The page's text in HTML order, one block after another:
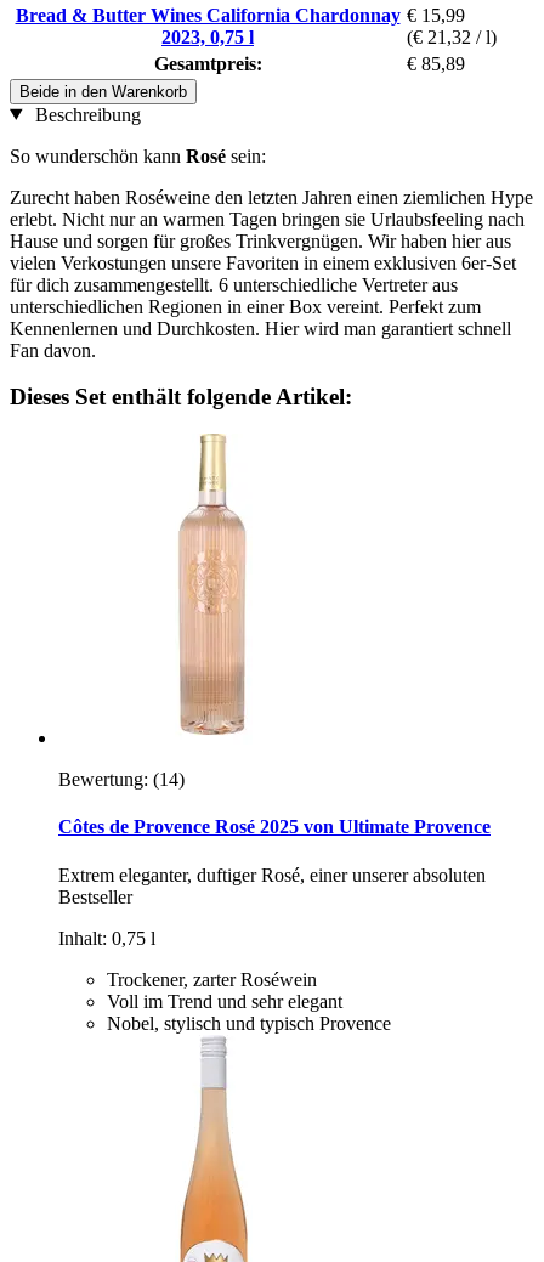
Bread & Butter Wines California Chardonnay
2023, 0,75 l
€ 15,99
(€ 21,32 / l)
Gesamtpreis:
€ 85,89
Beide in den Warenkorb
Beschreibung
So wunderschön kann Rosé sein:
Zurecht haben Roséweine den letzten Jahren einen ziemlichen Hype
erlebt. Nicht nur an warmen Tagen bringen sie Urlaubsfeeling nach
Hause und sorgen für großes Trinkvergnügen. Wir haben hier aus
vielen Verkostungen unsere Favoriten in einem exklusiven 6er-Set
für dich zusammengestellt. 6 unterschiedliche Vertreter aus
unterschiedlichen Regionen in einer Box vereint. Perfekt zum
Kennenlernen und Durchkosten. Hier wird man garantiert schnell
Fan davon.
Dieses Set enthält folgende Artikel:
Bewertung: (14)
Côtes de Provence Rosé 2025 von Ultimate Provence
Extrem eleganter, duftiger Rosé, einer unserer absoluten
Bestseller
Inhalt: 0,75 l
Trockener, zarter Roséwein
Voll im Trend und sehr elegant
Nobel, stylisch und typisch Provence